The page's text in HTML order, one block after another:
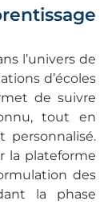
l’univers de
d’écoles
de suivre
tout en
personnalisé.
la plateforme
des
la phase